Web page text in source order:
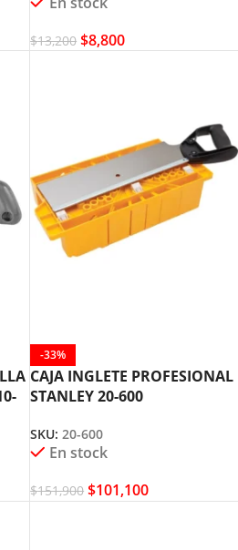
$13,200 $8,800
-33%
CAJA INGLETE PROFESIONAL
STANLEY 20-600
SKU:20-600
En stock
$151,900 $101,100